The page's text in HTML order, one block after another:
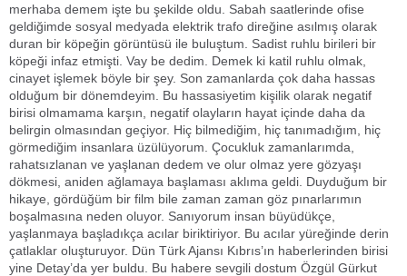
merhaba demem işte bu şekilde oldu. Sabah saatlerinde ofise
geldiğimde sosyal medyada elektrik trafo direğine asılmış olarak
duran bir köpeğin görüntüsü ile buluştum. Sadist ruhlu birileri bir
köpeği infaz etmişti. Vay be dedim. Demek ki katil ruhlu olmak,
cinayet işlemek böyle bir şey. Son zamanlarda çok daha hassas
olduğum bir dönemdeyim. Bu hassasiyetim kişilik olarak negatif
birisi olmamama karşın, negatif olayların hayat içinde daha da
belirgin olmasından geçiyor. Hiç bilmediğim, hiç tanımadığım, hiç
görmediğim insanlara üzülüyorum. Çocukluk zamanlarımda,
rahatsızlanan ve yaşlanan dedem ve olur olmaz yere gözyaşı
dökmesi, aniden ağlamaya başlaması aklıma geldi. Duyduğum bir
hikaye, gördüğüm bir film bile zaman zaman göz pınarlarımın
boşalmasına neden oluyor. Sanıyorum insan büyüdükçe,
yaşlanmaya başladıkça acılar biriktiriyor. Bu acılar yüreğinde derin
çatlaklar oluşturuyor. Dün Türk Ajansı Kıbrıs’ın haberlerinden birisi
yine Detay’da yer buldu. Bu habere sevgili dostum Özgül Gürkut